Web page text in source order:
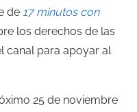
de 17 minutos con
los derechos de las
canal para apoyar al
25 de noviembre